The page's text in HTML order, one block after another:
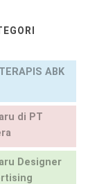
ABK
di PT
Designer